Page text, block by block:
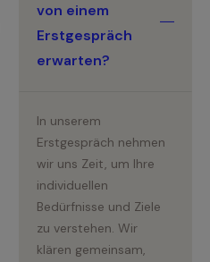
von einem
Erstgespräch
erwarten?
In unserem
Erstgespräch nehmen
wir uns Zeit, um Ihre
individuellen
Bedürfnisse und Ziele
zu verstehen. Wir
klären gemeinsam,